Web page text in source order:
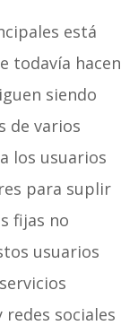
está
todavía hacen
siendo
de varios
los usuarios
para suplir
fijas no
usuarios
sociales